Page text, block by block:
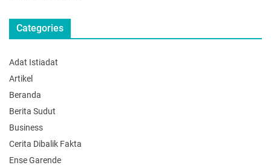
Categories
Adat Istiadat
Artikel
Beranda
Berita Sudut
Business
Cerita Dibalik Fakta
Ense Garende